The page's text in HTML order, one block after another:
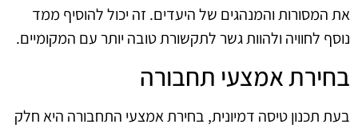
את המסורות והמנהגים של היעדים. זה יכול להוסיף ממד
נוסף לחוויה ולהוות גשר לתקשורת טובה יותר עם המקומיים.
בחירת אמצעי תחבורה
בעת תכנון טיסה דמיונית, בחירת אמצעי התחבורה היא חלק